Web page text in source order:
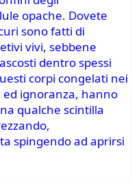
opache. Dovete
sono fatti di
vivi, sebbene
dentro spessi
corpi congelati nei
ignoranza, hanno
qualche scintilla
spingendo ad aprirsi